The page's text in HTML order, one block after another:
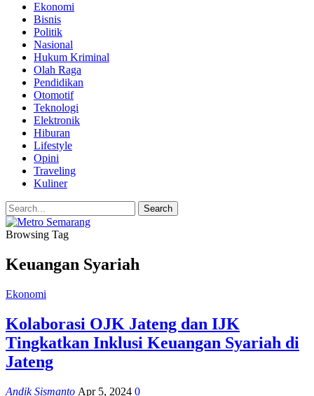
Ekonomi
Bisnis
Politik
Nasional
Hukum Kriminal
Olah Raga
Pendidikan
Otomotif
Teknologi
Elektronik
Hiburan
Lifestyle
Opini
Traveling
Kuliner
Browsing Tag
Keuangan Syariah
Ekonomi
Kolaborasi OJK Jateng dan IJK
Tingkatkan Inklusi Keuangan Syariah di
Jateng
Andik Sismanto Apr 5, 2024 0